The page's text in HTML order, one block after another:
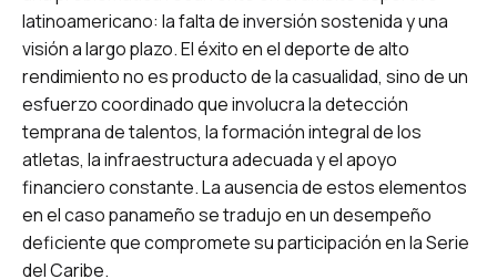
latinoamericano: la falta de inversión sostenida y una
visión a largo plazo. El éxito en el deporte de alto
rendimiento no es producto de la casualidad, sino de un
esfuerzo coordinado que involucra la detección
temprana de talentos, la formación integral de los
atletas, la infraestructura adecuada y el apoyo
financiero constante. La ausencia de estos elementos
en el caso panameño se tradujo en un desempeño
deficiente que compromete su participación en la Serie
del Caribe.